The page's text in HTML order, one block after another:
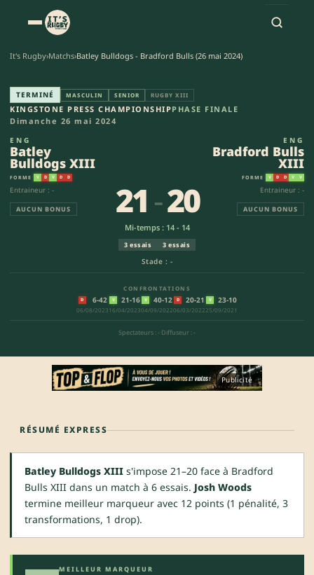
It's Rugby›Matchs›Batley Bulldogs - Bradford Bulls (26 mai 2024)
Batley Bulldogs XIII -
TERMINÉ MASCULIN SENIOR RUGBY XIII
KINGSTONE PRESS CHAMPIONSHIPPHASE FINALE
Dimanche 26 mai 2024
ENG
Batley
Bulldogs XIII
FORME V D V D D
Entraineur : -
AUCUN BONUS
Stade : -
21-20
Mi-temps : 14 - 14
3 essais 3 essais
CONFRONTATIONS
D 6-42
06/08/2023
V 21-16
16/04/2023
V 40-12
04/09/2022
D 20-21
06/03/2022
V 23-10
25/09/2021
Spectateurs : - Diffuseur : -
ENG
Bradford Bulls
XIII
FORME V D D V V
Entraineur : -
AUCUN BONUS
Publicité
RÉSUMÉ EXPRESS
Batley Bulldogs XIII s'impose 21–20 face à Bradford
Bulls XIII dans un match à 6 essais. Josh Woods
termine meilleur marqueur avec 12 points (1 pénalité, 3
transformations, 1 drop).
MEILLEUR MARQUEUR